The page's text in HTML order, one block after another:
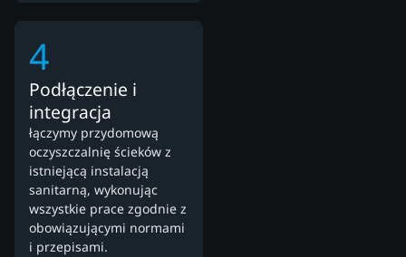
4
Podłączenie i
integracja
łączymy przydomową
oczyszczalnię ścieków z
istniejącą instalacją
sanitarną, wykonując
wszystkie prace zgodnie z
obowiązującymi normami
i przepisami.